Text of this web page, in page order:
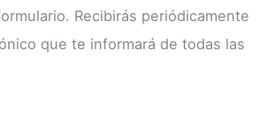
Recibirás periódicamente
que te informará de todas las